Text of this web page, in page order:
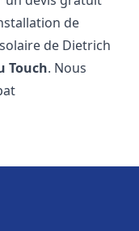
de
de Dietrich
Touch. Nous